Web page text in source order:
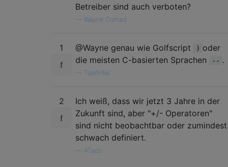
Betreiber sind auch verboten?
Wayne Conrad
1 @Wayne genau wie Golfscript ) oder
die meisten C-basierten Sprachen
-- .
Türklinke
2
Ich weiß, dass wir jetzt 3 Jahre in der
Zukunft sind, aber "+/- Operatoren"
sind nicht beobachtbar oder zumindest
schwach definiert.
ATaco